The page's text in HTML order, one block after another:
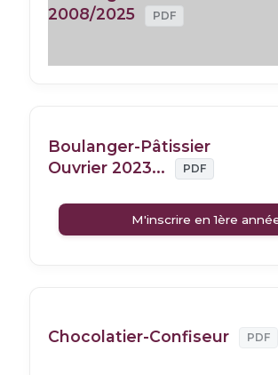
2008/2025
PDF
Boulanger-Pâtissier
Ouvrier 2023...
PDF
M'inscrire en 1ère
Chocolatier-Confiseur PDF